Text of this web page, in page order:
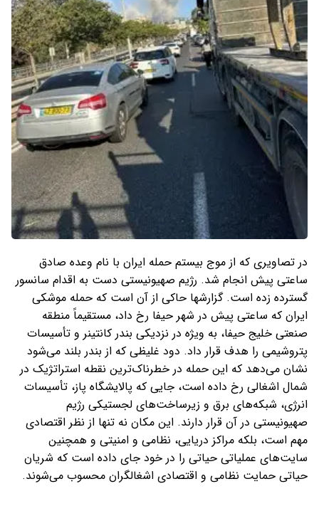
در تصاویری که از موج بیستم حمله ایران با نام وعده صادق
ساعتی پیش انجام شد. رژیم صهیونیستی دست به اقدام سانسور
گسترده زده است. گزارشها حاکی از آن است که حمله موشکی
ایران که ساعتی پیش در شهر حیفا رخ داد، مستقیماً منطقه
صنعتی خلیج حیفا، به ویژه در نزدیکی بندر کانتینر و تأسیسات
پتروشیمی را هدف قرار داد. دود غلیظی که از بندر بلند می‌شود
نشان می‌دهد که این حمله در خطرناک‌ترین نقطه استراتژیک در
شمال اشغالی رخ داده است، جایی که پالایشگاه پاز، تأسیسات
انرژی، شبکه‌های برق و زیرساخت‌های لجستیکی رژیم
صهیونیستی در آن قرار دارند. این مکان نه تنها از نظر اقتصادی
مهم است، بلکه مراکز دریایی، نظامی و امنیتی و همچنین
سایت‌های عملیاتی حیاتی را در خود جای داده است که شریان
حیاتی حمایت نظامی و اقتصادی اشغالگران محسوب می‌شوند.